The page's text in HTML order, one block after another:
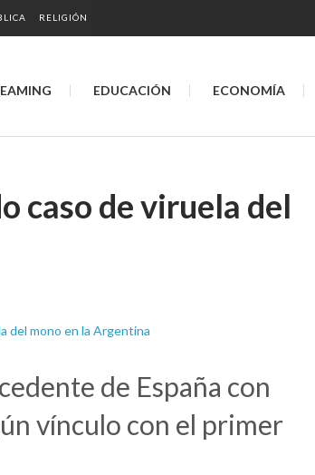
RELIGIÓN
EDUCACIÓN ECONOMÍA
caso de viruela del
de España con
vínculo con el primer